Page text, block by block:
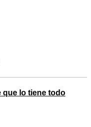
que lo tiene todo